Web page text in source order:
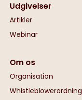
Udgivelser
Artikler
Webinar
Om os
Organisation
Whistleblowerordning